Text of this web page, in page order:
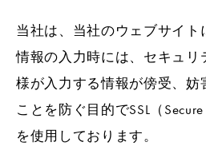
当社は、当社のウェブサイト
情報の入力時には、セキュリ
様が入力する情報が傍受、妨
ことを防ぐ目的でSSL（
を使用しております。